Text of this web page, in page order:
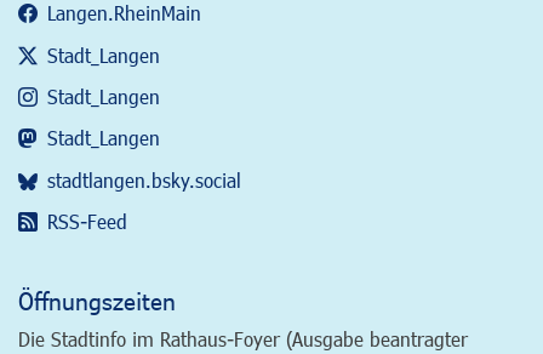
Langen.RheinMain
Stadt_Langen
Stadt_Langen
Stadt_Langen
stadtlangen.bsky.social
RSS-Feed
Öffnungszeiten
Die Stadtinfo im Rathaus-Foyer (Ausgabe beantragter